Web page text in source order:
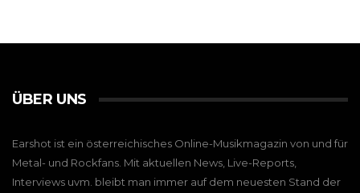
ÜBER UNS
Earshot ist ein österreichisches Online-Musikmagazin von und für
Metal- und Rockfans. Mit aktuellen News, Live-Reports,
Interviews uvm. bleibt man immer auf dem neuesten Stand der